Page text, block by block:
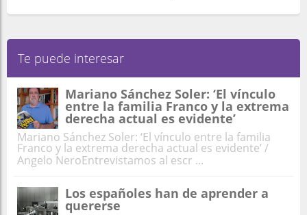
Te puede interesar
Mariano Sánchez Soler: ‘El vínculo
entre la familia Franco y la extrema
derecha actual es evidente’
Mariano Sánchez Soler: ‘El vínculo entre la familia
Franco y la extrema derecha actual es evidente’ /
Angelo NeroEntrevistamos al escr ...
Los españoles han de aprender a
quererse